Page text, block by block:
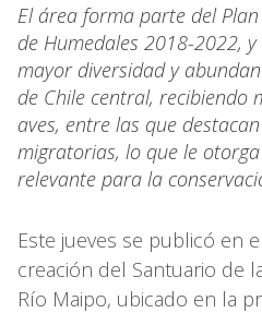
El área forma parte del
de Humedales 2018-2022,
mayor diversidad y
de Chile central, recibiendo
aves, entre las que
migratorias, lo que le
relevante para la
Este jueves se publicó en
creación del Santuario de
Río Maipo, ubicado en la